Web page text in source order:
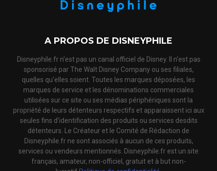
A PROPOS DE DISNEYPHILE
Disneyphile.fr n'est pas un canal officiel de Disney. Il n'est pas
sponsorisé par The Walt Disney Company ou ses filiales,
quelles qu'elles soient. Toutes les marques déposées, les
marques de service et les dénominations commerciales
utilisées sur ce site ou ses médias périphériques sont la
propriété de leurs détenteurs respectifs et apparaissent ici aux
seules fins d'identification des produits ou services desdits
détenteurs. Le Créateur et le Comité de Rédaction de
Disneyphile.fr ne sont associés à aucun de ces produits,
services ou vendeurs mentionnés. Disneyphile.fr est un site
français, amateur, non-officiel, gratuit et à but non-